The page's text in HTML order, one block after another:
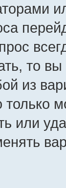
то
из
только
или